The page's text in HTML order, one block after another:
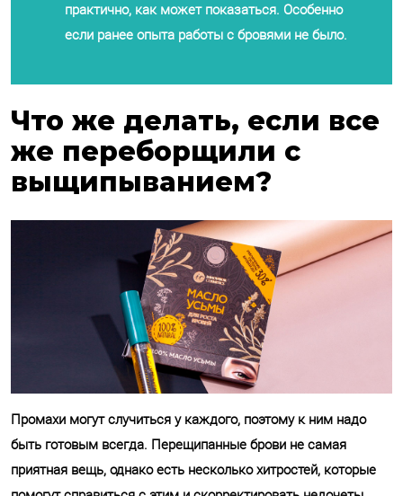
практично, как может показаться. Особенно
если ранее опыта работы с бровями не было.
Что же делать, если все
же переборщили с
выщипыванием?
Промахи могут случиться у каждого, поэтому к ним надо
быть готовым всегда. Перещипанные брови не самая
приятная вещь, однако есть несколько хитростей, которые